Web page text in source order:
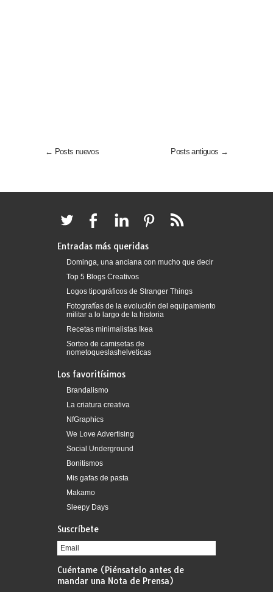
← Posts nuevos Posts antiguos →
Entradas más queridas
Dominga, una anciana con mucho que decir
Top 5 Blogs Creativos
Logos tipográficos de Stranger Things
Fotografías de la evolución del equipamiento
militar a lo largo de la historia
Recetas minimalistas Ikea
Sorteo de camisetas de
nometoqueslashelveticas
Los favoritísimos
Brandalismo
La criatura creativa
NfGraphics
We Love Advertising
Social Underground
Bonitismos
Mis gafas de pasta
Makamo
Sleepy Days
Suscríbete
Cuéntame (Piénsatelo antes de
mandar una Nota de Prensa)